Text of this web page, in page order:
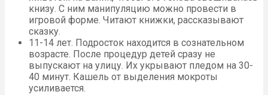
книзу. С ним манипуляцию можно провести в
игровой форме. Читают книжки, рассказывают
сказку.
11-14 лет. Подросток находится в сознательном
возрасте. После процедур детей сразу не
выпускают на улицу. Их укрывают пледом на 30-
40 минут. Кашель от выделения мокроты
усиливается.